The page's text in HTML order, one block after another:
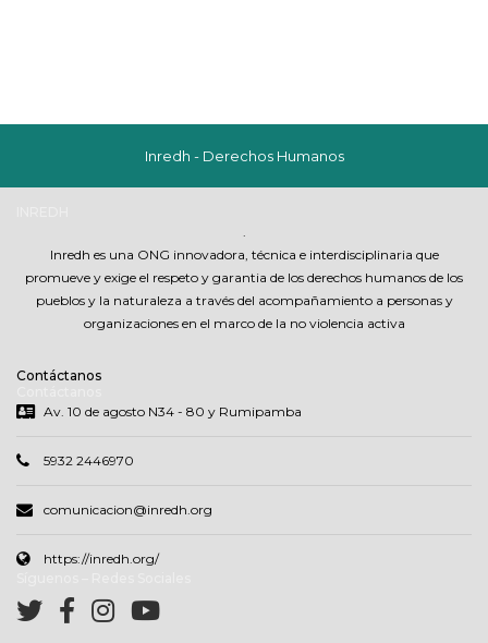
Inredh - Derechos Humanos
Inredh es una ONG innovadora, técnica e interdisciplinaria que
promueve y exige el respeto y garantia de los derechos humanos de los
pueblos y la naturaleza a través del acompañamiento a personas y
organizaciones en el marco de la no violencia activa
Contáctanos
Av. 10 de agosto N34 - 80 y Rumipamba
5932 2446970
comunicacion@inredh.org
https://inredh.org/